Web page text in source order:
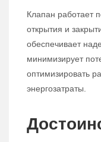
Клапан работает
открытия и
обеспечивает
минимизирует
оптимизировать
энергозатраты.